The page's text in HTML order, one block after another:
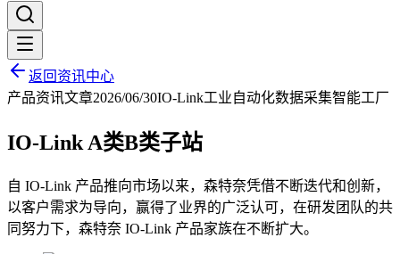
返回资讯中心
产品资讯文章2026/06/30IO-Link工业自动化数据采集智能工厂
IO-Link A类B类子站
自 IO-Link 产品推向市场以来，森特奈凭借不断迭代和创新，
以客户需求为导向，赢得了业界的广泛认可，在研发团队的共
同努力下，森特奈 IO-Link 产品家族在不断扩大。